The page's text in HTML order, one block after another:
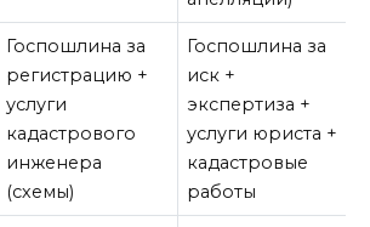
Госпошлина за
регистрацию +
услуги
кадастрового
инженера
(схемы)
Госпошлина за
иск +
экспертиза +
услуги юриста +
кадастровые
работы